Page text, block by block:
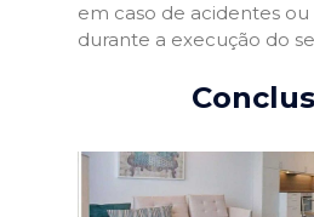
em caso de acidentes ou
durante a execução do